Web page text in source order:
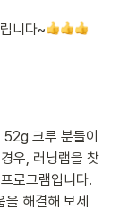
니다~
크루 분들이
우, 러닝랩을 찾
로그램입니다.
해결해 보세